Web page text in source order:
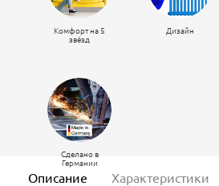
Комфорт на 5
звёзд
Дизайн
Сделано в
Германии
Описание Характеристики